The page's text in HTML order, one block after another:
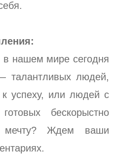
в нашем мире сегодня
талантливых людей,
к успеху, или людей с
бескорыстно
мечту? Ждем ваши